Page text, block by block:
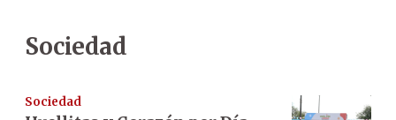
Sociedad
Sociedad